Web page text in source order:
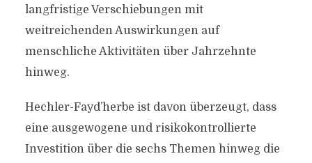
langfristige Verschiebungen mit
weitreichenden Auswirkungen auf
menschliche Aktivitäten über Jahrzehnte
hinweg.
Hechler-Fayd’herbe ist davon überzeugt, dass
eine ausgewogene und risikokontrollierte
Investition über die sechs Themen hinweg die